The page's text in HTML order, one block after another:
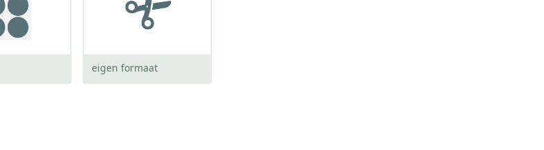
eigen formaat